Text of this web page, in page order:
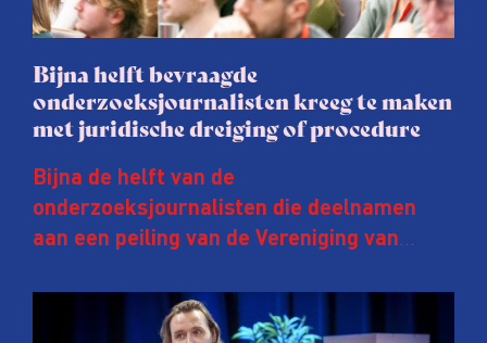
Bijna helft bevraagde
onderzoeksjournalisten kreeg te maken
met juridische dreiging of procedure
Bijna de helft van de
onderzoeksjournalisten die deelnamen
aan een peiling van de Vereniging van
afgelopen twee jaar te maken met
juridische dreiging of een juridische